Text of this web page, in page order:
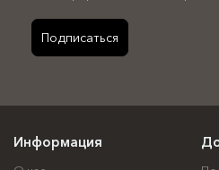
Подписаться
Информация